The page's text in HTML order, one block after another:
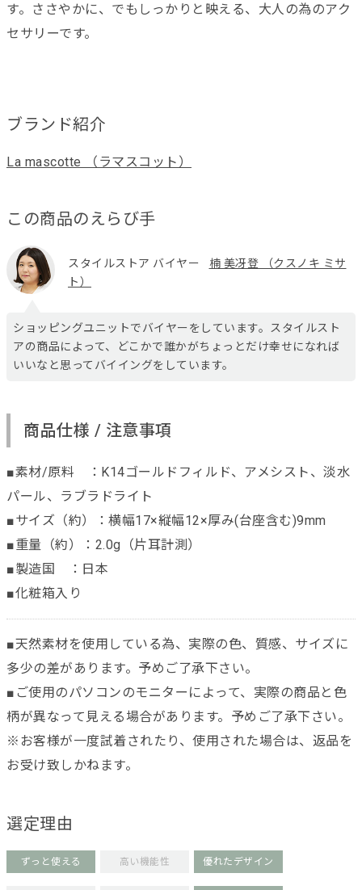
す。ささやかに、でもしっかりと映える、大人の為のアク
セサリーです。
ブランド紹介
La mascotte （ラマスコット）
この商品のえらび手
スタイルストア バイヤー
楠 美冴登 （クスノキ ミサ
ト）
ショッピングユニットでバイヤーをしています。スタイルスト
アの商品によって、どこかで誰かがちょっとだけ幸せになれば
いいなと思ってバイイングをしています。
商品仕様 / 注意事項
■素材/原料 ：K14ゴールドフィルド、アメシスト、淡水
パール、ラブラドライト
■サイズ（約）：横幅17×縦幅12×厚み(台座含む)9mm
■重量（約）：2.0g（片耳計測）
■製造国 ：日本
■化粧箱入り
■天然素材を使用している為、実際の色、質感、サイズに
多少の差があります。予めご了承下さい。
■ご使用のパソコンのモニターによって、実際の商品と色
柄が異なって見える場合があります。予めご了承下さい。
※お客様が一度試着されたり、使用された場合は、返品を
お受け致しかねます。
選定理由
ずっと使える 高い機能性 優れたデザイン